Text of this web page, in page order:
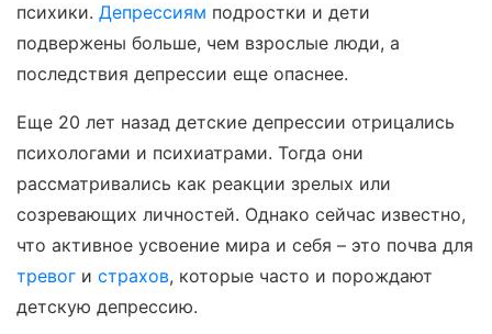
психики. Депрессиям подростки и дети
подвержены больше, чем взрослые люди, а
последствия депрессии еще опаснее.
Еще 20 лет назад детские депрессии отрицались
психологами и психиатрами. Тогда они
рассматривались как реакции зрелых или
созревающих личностей. Однако сейчас известно,
что активное усвоение мира и себя – это почва для
тревог и страхов, которые часто и порождают
детскую депрессию.